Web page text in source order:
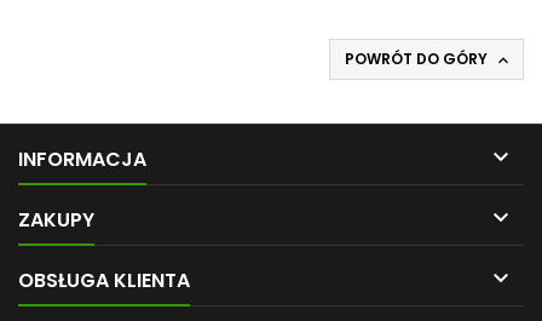
POWRÓT DO GÓRY 
INFORMACJA 
ZAKUPY 
OBSŁUGA KLIENTA 